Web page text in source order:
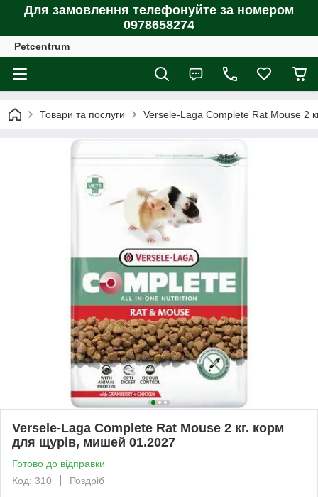
Для замовлення телефонуйте за номером
0978658274
Petcentrum
Товари та послуги Versele-Laga Complete Rat Mouse 2
Versele-Laga Complete Rat Mouse 2 кг. корм
для щурів, мишей 01.2027
Готово до відправки
Код: 310
Роздріб